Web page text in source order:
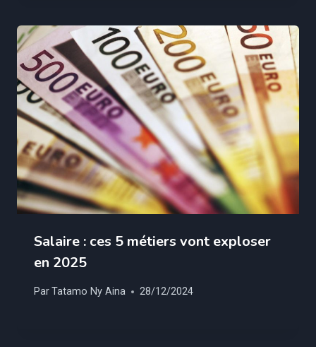
Salaire : ces 5 métiers vont exploser
en 2025
ParTatamo Ny Aina 28/12/2024